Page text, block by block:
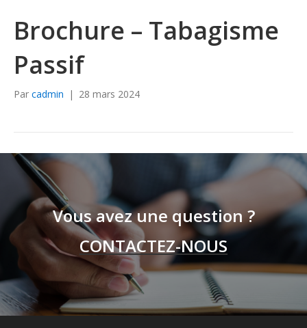
Brochure – Tabagisme
Passif
Par cadmin | 28 mars 2024
Vous avez une question ?
CONTACTEZ-NOUS